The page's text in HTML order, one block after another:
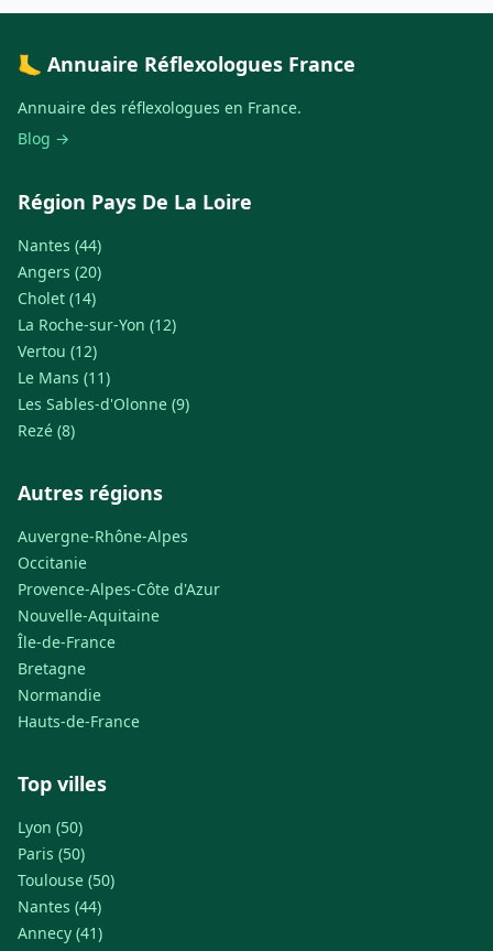
🦶 Annuaire Réflexologues France
Annuaire des réflexologues en France.
Blog →
Région Pays De La Loire
Nantes (44)
Angers (20)
Cholet (14)
La Roche-sur-Yon (12)
Vertou (12)
Le Mans (11)
Les Sables-d'Olonne (9)
Rezé (8)
Autres régions
Auvergne-Rhône-Alpes
Occitanie
Provence-Alpes-Côte d'Azur
Nouvelle-Aquitaine
Île-de-France
Bretagne
Normandie
Hauts-de-France
Top villes
Lyon (50)
Paris (50)
Toulouse (50)
Nantes (44)
Annecy (41)